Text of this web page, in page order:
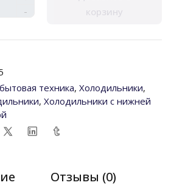
-
корзину
техника, Холодильники,
, Холодильники с нижней
Отзывы (0)